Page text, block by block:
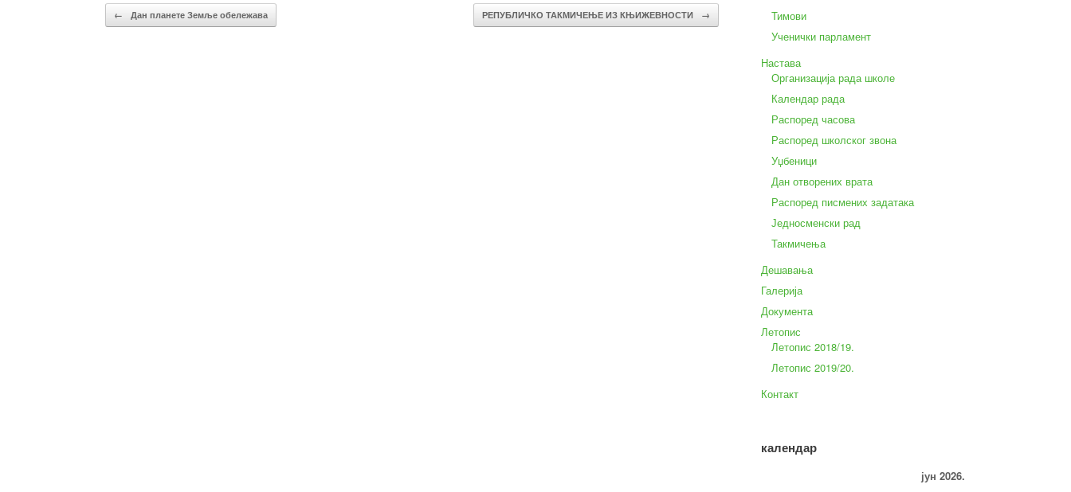
Кретање чланака
← Дан планете Земље обележава РЕПУБЛИЧКО ТАКМИЧЕЊЕ ИЗ КЊИЖЕВНОСТИ →
Тимови
Ученички парламент
Настава
Организација рада школе
Календар рада
Распоред часова
Распоред школског звона
Уџбеници
Дан отворених врата
Распоред писмених задатака
Једносменски рад
Такмичења
Дешавања
Галерија
Документа
Летопис
Летопис 2018/19.
Летопис 2019/20.
Контакт
календар
јун 2026.